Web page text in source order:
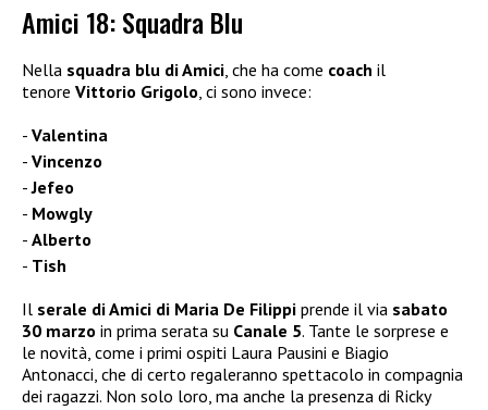
Amici 18: Squadra Blu
Nella squadra blu di Amici , che ha come coach il
tenore Vittorio Grigolo , ci sono invece:
Valentina
Vincenzo
Jefeo
Mowgly
Alberto
Tish
Il serale di Amici di Maria De Filippi prende il via sabato
30 marzo in prima serata su Canale 5. Tante le sorprese e
le novità, come i primi ospiti Laura Pausini e Biagio
Antonacci, che di certo regaleranno spettacolo in compagnia
dei ragazzi. Non solo loro, ma anche la presenza di Ricky